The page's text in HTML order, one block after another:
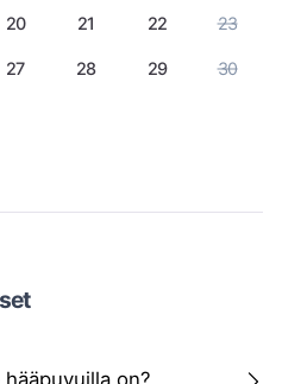
20 21 22 23
27 28 29 30
on?